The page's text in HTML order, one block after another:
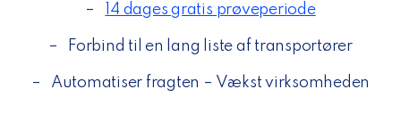
– 14 dages gratis prøveperiode
– Forbind til en lang liste af transportører
– Automatiser fragten – Vækst virksomheden